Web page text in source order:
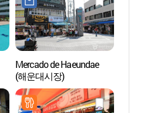
Mercado de Haeundae
(해운대시장)